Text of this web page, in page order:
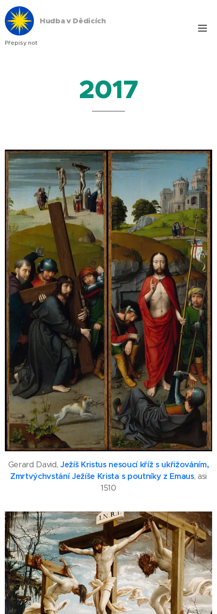
Hudba v Dědicích
Přepisy not
2017
Gerard David, Ježíš Kristus nesoucí kříž s ukřižováním,
Zmrtvýchvstání Ježíše Krista s poutníky z Emaus, asi
1510